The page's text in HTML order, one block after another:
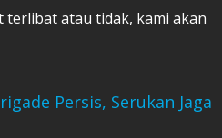
atau tidak, kami akan
Persis, Serukan Jaga